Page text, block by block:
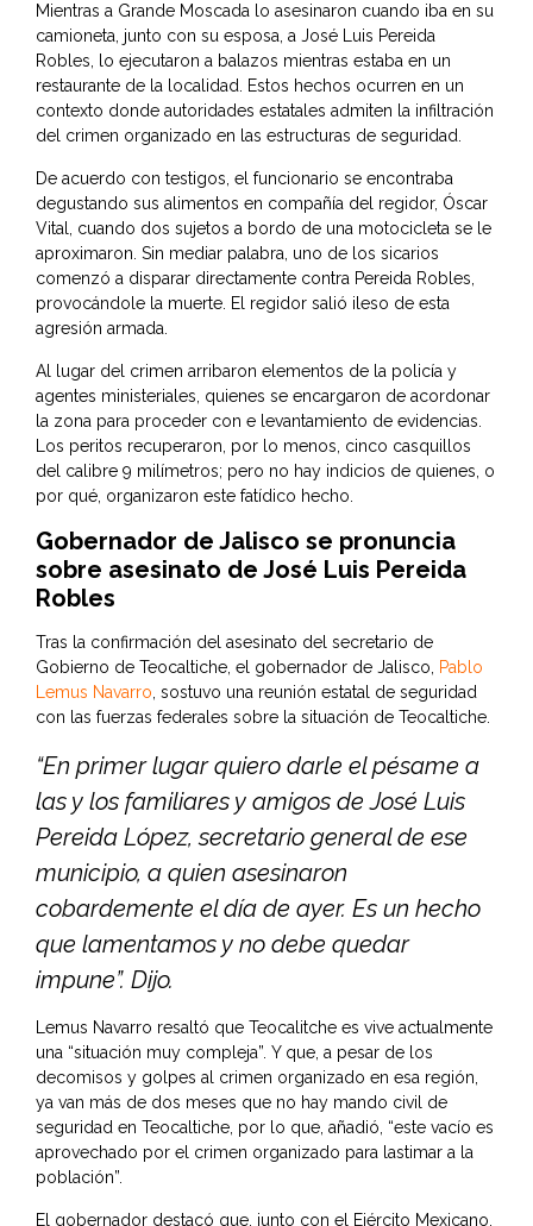
Mientras a Grande Moscada lo asesinaron cuando iba en su
camioneta, junto con su esposa, a José Luis Pereida
Robles, lo ejecutaron a balazos mientras estaba en un
restaurante de la localidad. Estos hechos ocurren en un
contexto donde autoridades estatales admiten la infiltración
del crimen organizado en las estructuras de seguridad.
De acuerdo con testigos, el funcionario se encontraba
degustando sus alimentos en compañía del regidor, Óscar
Vital, cuando dos sujetos a bordo de una motocicleta se le
aproximaron. Sin mediar palabra, uno de los sicarios
comenzó a disparar directamente contra Pereida Robles,
provocándole la muerte. El regidor salió ileso de esta
agresión armada.
Al lugar del crimen arribaron elementos de la policía y
agentes ministeriales, quienes se encargaron de acordonar
la zona para proceder con e levantamiento de evidencias.
Los peritos recuperaron, por lo menos, cinco casquillos
del calibre 9 milímetros; pero no hay indicios de quienes, o
por qué, organizaron este fatídico hecho.
Gobernador de Jalisco se pronuncia
sobre asesinato de José Luis Pereida
Robles
Tras la confirmación del asesinato del secretario de
Gobierno de Teocaltiche, el gobernador de Jalisco, Pablo
Lemus Navarro, sostuvo una reunión estatal de seguridad
con las fuerzas federales sobre la situación de Teocaltiche.
“En primer lugar quiero darle el pésame a
las y los familiares y amigos de José Luis
Pereida López, secretario general de ese
municipio, a quien asesinaron
cobardemente el día de ayer. Es un hecho
que lamentamos y no debe quedar
impune”. Dijo.
Lemus Navarro resaltó que Teocalitche es vive actualmente
una “situación muy compleja”. Y que, a pesar de los
decomisos y golpes al crimen organizado en esa región,
ya van más de dos meses que no hay mando civil de
seguridad en Teocaltiche, por lo que, añadió, “este vacío es
aprovechado por el crimen organizado para lastimar a la
población”.
El gobernador destacó que, junto con el Ejército Mexicano,